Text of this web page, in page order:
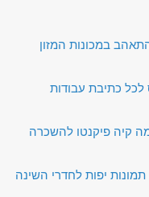
במכונות המזון
לכל כתיבת עבודות
קיה פיקנטו להשכרה
יפות לחדרי השינה